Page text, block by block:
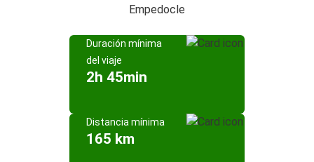
Empedocle
Duración mínima
del viaje
2h 45min
Distancia mínima
165 km